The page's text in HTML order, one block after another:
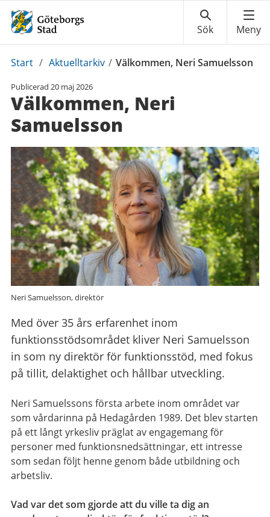
Du
här:
Start / Aktuelltarkiv / Välkommen, Neri Samuelsson
Publicerad 20 maj 2026
Välkommen, Neri
Samuelsson
Neri Samuelsson, direktör
Med över 35 års erfarenhet inom
funktionsstödsområdet kliver Neri Samuelsson
in som ny direktör för funktionsstöd, med fokus
på tillit, delaktighet och hållbar utveckling.
Neri Samuelssons första arbete inom området var
som vårdarinna på Hedagården 1989. Det blev starten
på ett långt yrkesliv präglat av engagemang för
personer med funktionsnedsättningar, ett intresse
som sedan följt henne genom både utbildning och
arbetsliv.
Vad var det som gjorde att du ville ta dig an